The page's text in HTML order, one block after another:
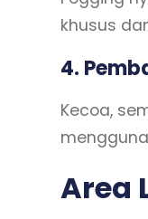
khusus
4.
Kecoa,
Area